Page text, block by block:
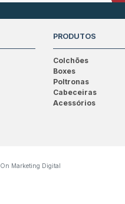
PRODUTOS
Colchões
Boxes
Poltronas
Cabeceiras
Acessórios
On Marketing Digital